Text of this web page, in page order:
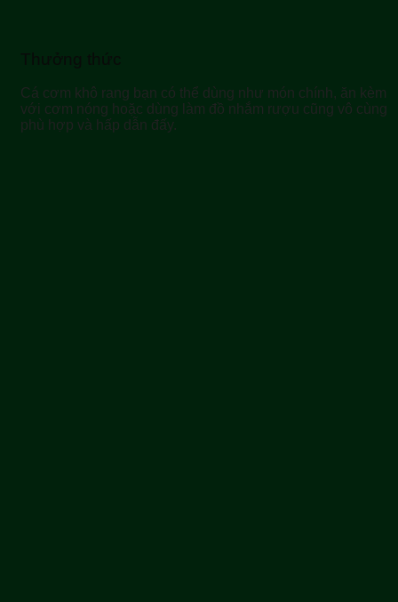
Thưởng thức
Cá cơm khô rang bạn có thể dùng như món chính, ăn kèm
với cơm nóng hoặc dùng làm đồ nhắm rượu cũng vô cùng
phù hợp và hấp dẫn đấy.